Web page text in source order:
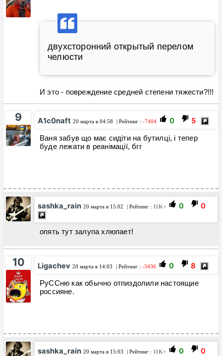
двухсторонний открытый перелом
челюсти
И это - повреждение средней степени тяжести?!!!
9 A1c0naft 20 марта в 04:58 | Рейтинг : -7404 0 5
Ваня забув що має сидіти на бутилці, і тепер
буде лежати в реанімації, бгг
sashka_rain 20 марта в 15:02 | Рейтинг : 11K+ 0 0
опять тут залупа хлюпает!
10 Ligachev 20 марта в 14:03 | Рейтинг : -3436 0 8
РуССню как обычно отпиздолили настоящие
россияне.
sashka_rain 20 марта в 15:03 | Рейтинг : 11K+ 0 0